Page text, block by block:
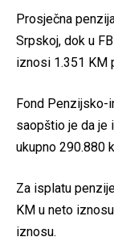
Prosječna
Srpskoj, dok u
iznosi 1.351 KM
Fond Penzijsko-
saopštio je da je
ukupno 290.880
Za isplatu
KM u neto
iznosu.